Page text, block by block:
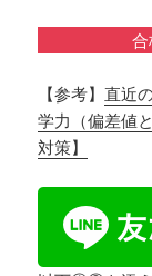
【参考】直近
学力（偏差値
対策】